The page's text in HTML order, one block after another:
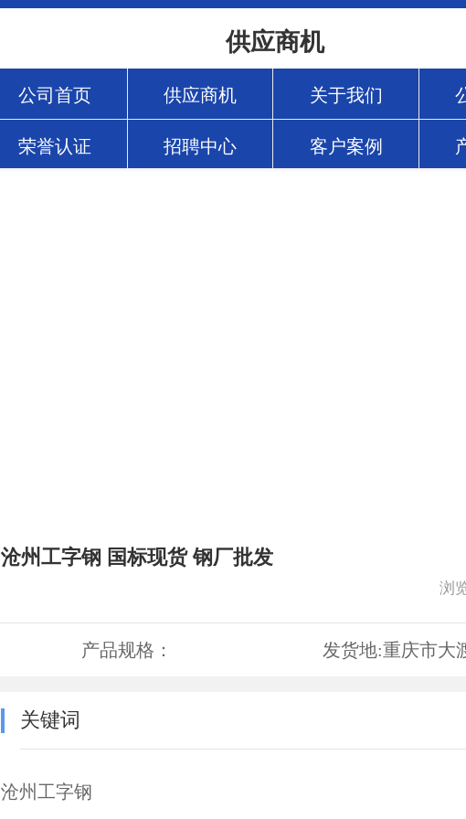
供应商机
公司首页 供应商机 关于我们
荣誉认证 招聘中心 客户案例
沧州工字钢 国标现货 钢厂批发
浏
产品规格： 发货地:重庆市大
关键词
沧州工字钢